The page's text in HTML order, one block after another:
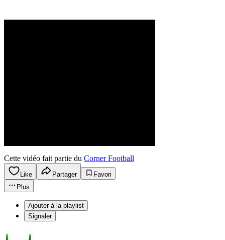
Cette vidéo fait partie du Corner Football
Like Partager
Favori
Plus
Ajouter à la playlist
Signaler